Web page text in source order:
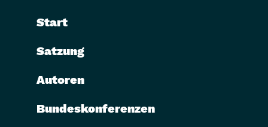
Start
Satzung
Autoren
Bundeskonferenzen